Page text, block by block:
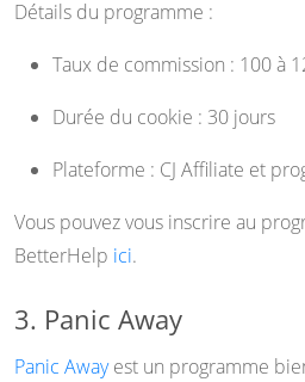
Détails du programme :
Taux de commission : 100 à
Durée du cookie : 30 jours
Plateforme : CJ Affiliate et
Vous pouvez vous inscrire au
BetterHelp ici.
3. Panic Away
Panic Awayest un programme